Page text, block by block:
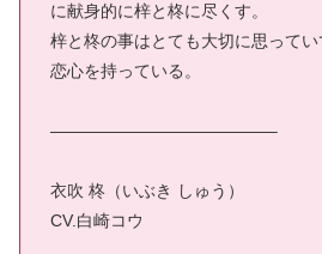
に献身的に梓と柊に尽くす。
梓と柊の事はとても大切に思って
恋心を持っている。
—————————————–
衣吹 柊（いぶき しゅう）
CV.白崎コウ